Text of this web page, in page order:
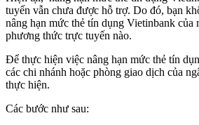
tuyến vẫn chưa được hỗ trợ. Do đó, bạn
nâng hạn mức thẻ tín dụng Vietinbank của
phương thức trực tuyến nào.
Để thực hiện việc nâng hạn mức thẻ tín
các chi nhánh hoặc phòng giao dịch của
thực hiện.
Các bước như sau: